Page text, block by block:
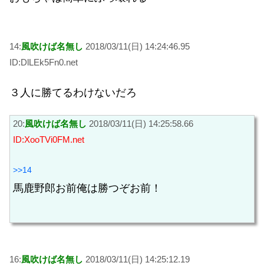
14:風吹けば名無し 2018/03/11(日) 14:24:46.95
ID:DlLEk5Fn0.net
３人に勝てるわけないだろ
20:風吹けば名無し 2018/03/11(日) 14:25:58.66
ID:XooTVi0FM.net
>>14
馬鹿野郎お前俺は勝つぞお前！
16:風吹けば名無し 2018/03/11(日) 14:25:12.19